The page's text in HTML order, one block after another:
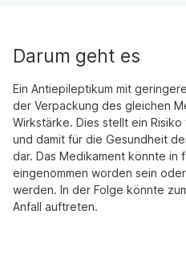
Darum geht es
Ein Antiepileptikum mit
der Verpackung des gleichen
Wirkstärke. Dies stellt ein
und damit für die Gesundheit
dar. Das Medikament könnte in
eingenommen worden sein
werden. In der Folge könnte
Anfall auftreten.